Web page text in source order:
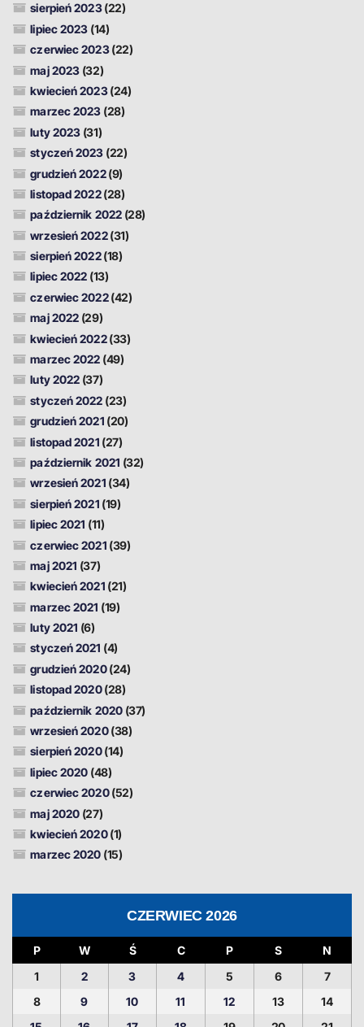
sierpień 2023(22)
lipiec 2023 (14)
czerwiec 2023(22)
maj 2023 (32)
kwiecień 2023(24)
marzec 2023 (28)
luty 2023 (31)
styczeń 2023 (22)
grudzień 2022(9)
listopad 2022(28)
październik 2022(28)
wrzesień 2022(31)
sierpień 2022(18)
lipiec 2022 (13)
czerwiec 2022(42)
maj 2022 (29)
kwiecień 2022(33)
marzec 2022 (49)
luty 2022 (37)
styczeń 2022 (23)
grudzień 2021 (20)
listopad 2021 (27)
październik 2021 (32)
wrzesień 2021 (34)
sierpień 2021 (19)
lipiec 2021 (11)
czerwiec 2021 (39)
maj 2021 (37)
kwiecień 2021 (21)
marzec 2021 (19)
luty 2021 (6)
styczeń 2021 (4)
grudzień 2020(24)
listopad 2020(28)
październik 2020(37)
wrzesień 2020(38)
sierpień 2020(14)
lipiec 2020 (48)
czerwiec 2020(52)
maj 2020 (27)
kwiecień 2020(1)
marzec 2020 (15)
CZERWIEC 2026
P W Ś C P S
N
1
2 3 4 5 6
7
8
9 10 11 12 13
14